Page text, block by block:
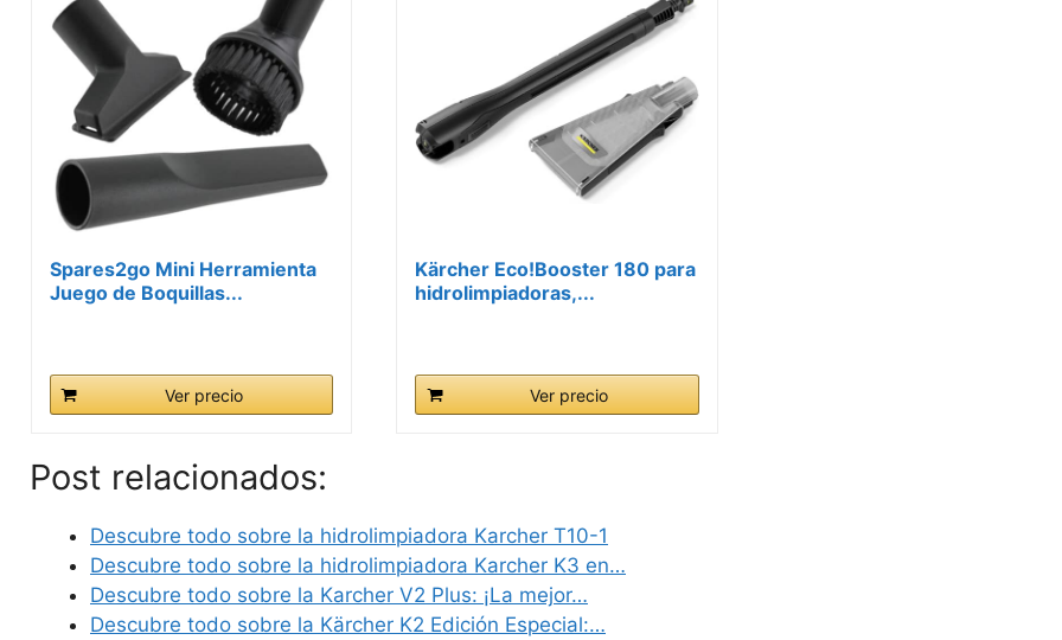
Spares2go Mini Herramienta
Juego de Boquillas...
Ver precio
Kärcher Eco!Booster 180 para
hidrolimpiadoras,...
Ver precio
Post relacionados:
Descubre todo sobre la hidrolimpiadora Karcher T10-1
Descubre todo sobre la hidrolimpiadora Karcher K3 en…
Descubre todo sobre la Karcher V2 Plus: ¡La mejor…
Descubre todo sobre la Kärcher K2 Edición Especial:…